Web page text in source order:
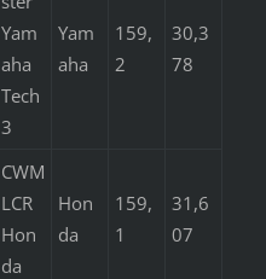
Yam
aha
Tech
3
Yam
aha
159,
2
30,3
78
CWM
LCR
Hon
da
Hon
da
159,
1
31,6
07